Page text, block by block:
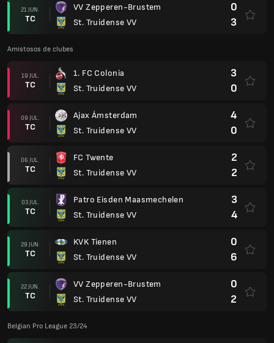
21 JUN.
TC
VV Zepperen-Brustem
St. Truidense VV
0
3
Amistosos de clubes
19 JUL.
TC
1. FC Colonia
St. Truidense VV
3
0
09 JUL.
TC
Ajax Ámsterdam
St. Truidense VV
4
0
06 JUL.
TC
FC Twente
St. Truidense VV
2
2
03 JUL.
TC
Patro Eisden Maasmechelen
St. Truidense VV
3
4
29 JUN.
TC
KVK Tienen
St. Truidense VV
0
6
22 JUN.
TC
VV Zepperen-Brustem
St. Truidense VV
0
2
Belgian Pro League 23/24